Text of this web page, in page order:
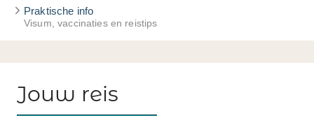
Praktische info
Visum, vaccinaties en reistips
Jouw reis